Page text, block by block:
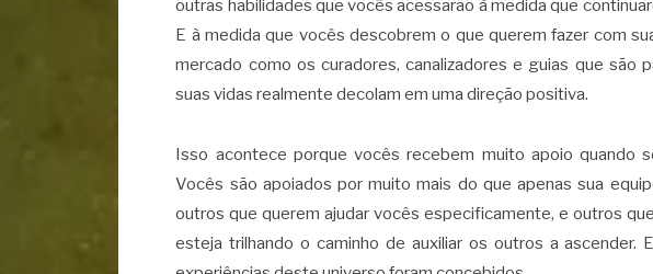
outras habilidades que vocês acessarão à medida que
E à medida que vocês descobrem o que querem fazer com
mercado como os curadores, canalizadores e guias que são
suas vidas realmente decolam em uma direção positiva.
Isso acontece porque vocês recebem muito apoio quando
Vocês são apoiados por muito mais do que apenas sua
outros que querem ajudar vocês especificamente, e outros
esteja trilhando o caminho de auxiliar os outros a ascender.